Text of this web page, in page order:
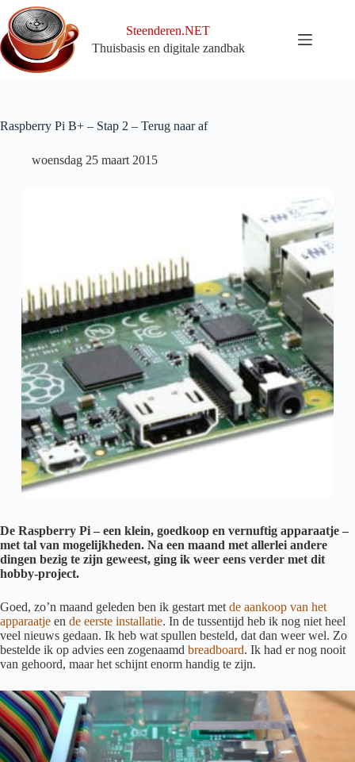
naar
de
inhoud
Steenderen.NET
Thuisbasis en digitale zandbak
Raspberry Pi B+ – Stap 2 – Terug naar af
woensdag 25 maart 2015
De Raspberry Pi – een klein, goedkoop en vernuftig apparaatje –
met tal van mogelijkheden. Na een maand met allerlei andere
dingen bezig te zijn geweest, ging ik weer eens verder met dit
hobby-project.
Goed, zo’n maand geleden ben ik gestart met de aankoop van het
apparaatje en de eerste installatie. In de tussentijd heb ik nog niet heel
veel nieuws gedaan. Ik heb wat spullen besteld, dat dan weer wel. Zo
bestelde ik op advies een zogenaamd breadboard. Ik had er nog nooit
van gehoord, maar het schijnt enorm handig te zijn.